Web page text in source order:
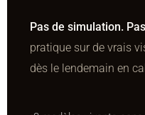
Pas de simulation.
pratique sur de vrais
dès le lendemain en